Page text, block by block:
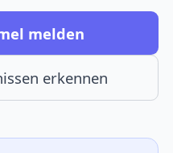
melden
erkennen